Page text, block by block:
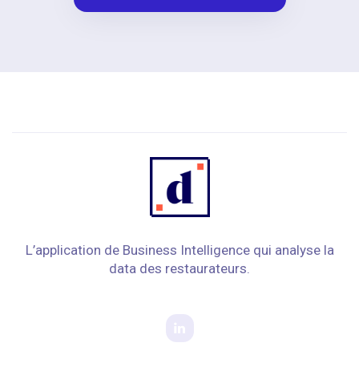
L’application de Business Intelligence qui analyse la
data des restaurateurs.